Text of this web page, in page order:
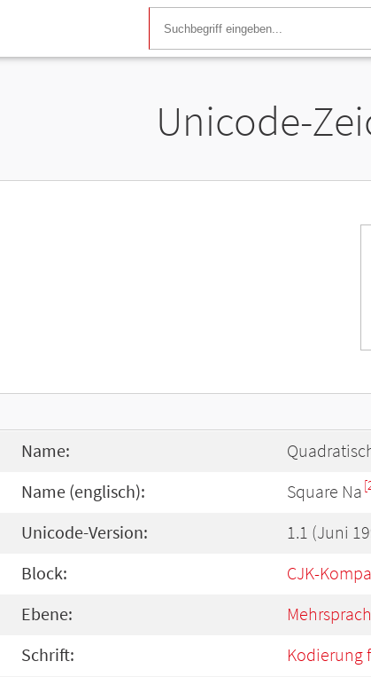
Unicode-
Name:
Name (englisch): Square Na
Unicode-Version: 1.1 (Juni
Block: CJK-
Ebene:
Schrift: Kodierung